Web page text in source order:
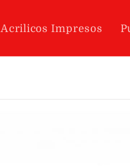
Acrilicos Impresos